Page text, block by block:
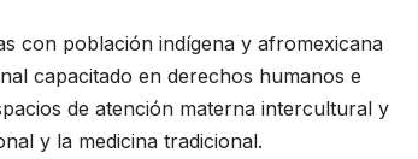
con población indígena y afromexicana
capacitado en derechos humanos e
de atención materna intercultural y
y la medicina tradicional.